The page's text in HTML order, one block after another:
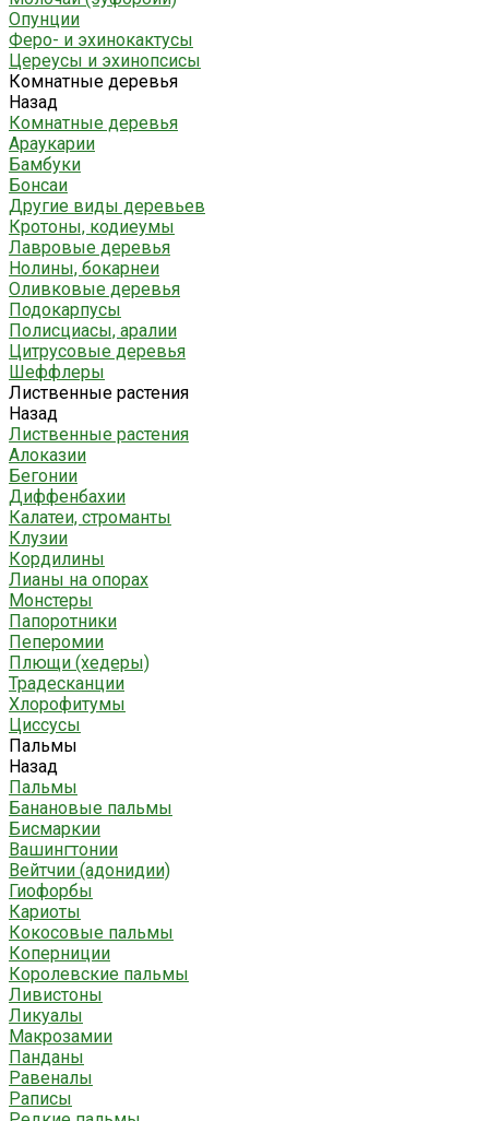
Опунции
Феро- и эхинокактусы
Цереусы и эхинопсисы
Комнатные деревья
Назад
Комнатные деревья
Араукарии
Бамбуки
Бонсаи
Другие виды деревьев
Кротоны, кодиеумы
Лавровые деревья
Нолины, бокарнеи
Оливковые деревья
Подокарпусы
Полисциасы, аралии
Цитрусовые деревья
Шеффлеры
Лиственные растения
Назад
Лиственные растения
Алоказии
Бегонии
Диффенбахии
Калатеи, строманты
Клузии
Кордилины
Лианы на опорах
Монстеры
Папоротники
Пеперомии
Плющи (хедеры)
Традесканции
Хлорофитумы
Циссусы
Пальмы
Назад
Пальмы
Банановые пальмы
Бисмаркии
Вашингтонии
Вейтчии (адонидии)
Гиофорбы
Кариоты
Кокосовые пальмы
Коперниции
Королевские пальмы
Ливистоны
Ликуалы
Макрозамии
Панданы
Равеналы
Раписы